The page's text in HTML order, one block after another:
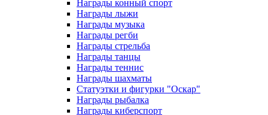
Награды конный спорт
Награды лыжи
Награды музыка
Награды регби
Награды стрельба
Награды танцы
Награды теннис
Награды шахматы
Статуэтки и фигурки "Оскар"
Награды рыбалка
Награды киберспорт